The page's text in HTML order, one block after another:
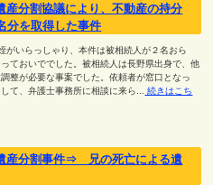
分割協議により、不動産の持分
分を取得した事件
いらっしゃり、本件は被相続人が２名おら
ておいででした。被相続人は長野県出身で、他
整が必要な事案でした。依頼者が窓口となっ
て、弁護士事務所に相談に来ら...
続きはこち
産分割事件⇒ 兄の死亡による遺